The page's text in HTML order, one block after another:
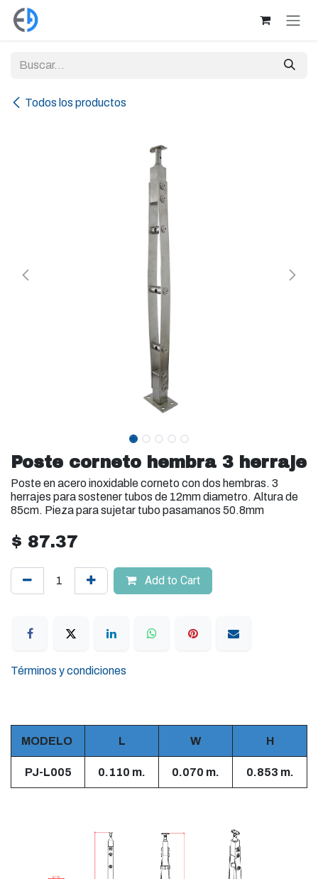
Ir al contenido
Todos los productos
Poste corneto hembra 3 herraje
Poste en acero inoxidable corneto con dos hembras. 3
herrajes para sostener tubos de 12mm diametro. Altura de
85cm. Pieza para sujetar tubo pasamanos 50.8mm
$ 87.37
Add to Cart
Términos y condiciones
MODELO L W H
PJ-L005 0.110 m. 0.070 m. 0.853 m.